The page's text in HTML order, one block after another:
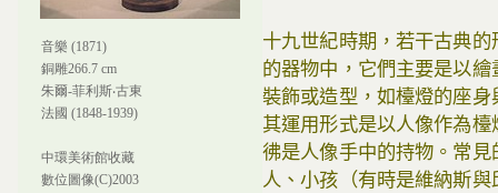
音樂 (1871)
銅雕266.7 cm
朱爾-菲利斯‧古東
法國 (1848-1939)
中環美術館收藏
數位圖像(C)2003
十九世紀時期，若干古典
的器物中，它們主要是以
裝飾或造型，如檯燈的座
其運用形式是以人像作為
彿是人像手中的持物。常
人、小孩（有時是維納斯